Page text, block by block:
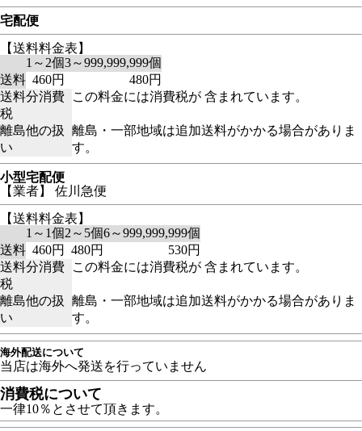
宅配便
【送料料金表】
1～2個3～999,999,999個
送料 460円
480円
送料分消費
税
この料金には消費税が 含まれています。
離島他の扱
い
離島・一部地域は追加送料がかかる場合がありま
す。
小型宅配便
【業者】 佐川急便
【送料料金表】
1～1個2～5個6～999,999,999個
送料 460円 480円
530円
送料分消費
税
この料金には消費税が 含まれています。
離島他の扱
い
離島・一部地域は追加送料がかかる場合がありま
す。
海外配送について
当店は海外へ発送を行っていません
消費税について
一律10％とさせて頂きます。